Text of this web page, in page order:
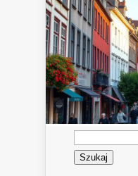
Szukaj: